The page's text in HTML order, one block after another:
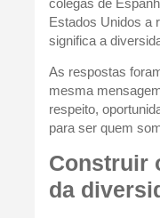
Estados Unidos a
significa a
As respostas
mesma
respeito,
para ser quem
Construir
da